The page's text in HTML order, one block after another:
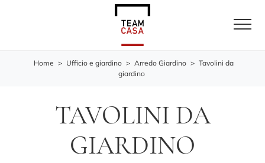
Home > Ufficio e giardino > Arredo Giardino > Tavolini da
giardino
TAVOLINI DA
GIARDINO